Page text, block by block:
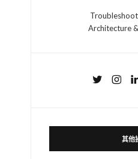
Architecture
其他